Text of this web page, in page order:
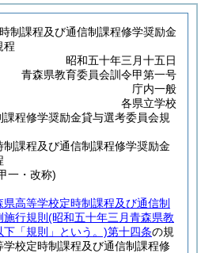
制課程及び通信制課程修学奨励金
程
昭和五十年三月十五日
青森県教育委員会訓令甲第一号
庁内一般
各県立学校
課程修学奨励金貸与選考委員会規
課程及び通信制課程修学奨励金
一・改称)
県高等学校定時制課程及び通信制
行規則 (昭和五十年三月青森県教
「規則」という。)第十四条の規
校定時制課程及び通信制課程修